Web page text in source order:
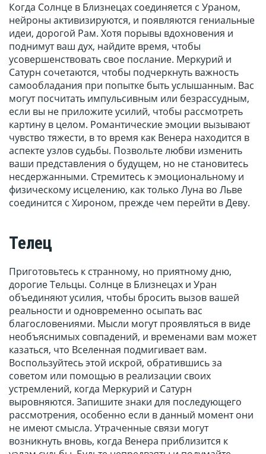
Когда Солнце в Близнецах соединяется с Ураном,
нейроны активизируются, и появляются гениальные
идеи, дорогой Рам. Хотя порывы вдохновения и
поднимут ваш дух, найдите время, чтобы
усовершенствовать свое послание. Меркурий и
Сатурн сочетаются, чтобы подчеркнуть важность
самообладания при попытке быть услышанным. Вас
могут посчитать импульсивным или безрассудным,
если вы не приложите усилий, чтобы рассмотреть
картину в целом. Романтические эмоции вызывают
чувство тяжести, в то время как Венера находится в
аспекте узлов судьбы. Позвольте любви изменить
ваши представления о будущем, но не становитесь
несдержанными. Стремитесь к эмоциональному и
физическому исцелению, как только Луна во Льве
соединится с Хироном, прежде чем перейти в Деву.
Телец
Приготовьтесь к странному, но приятному дню,
дорогие Тельцы. Солнце в Близнецах и Уран
объединяют усилия, чтобы бросить вызов вашей
реальности и одновременно осыпать вас
благословениями. Мысли могут проявляться в виде
необъяснимых совпадений, и временами вам может
казаться, что Вселенная подмигивает вам.
Воспользуйтесь этой искрой, обратившись за
советом или помощью в реализации своих
устремлений, когда Меркурий и Сатурн
выровняются. Запишите знаки для последующего
рассмотрения, особенно если в данный момент они
не имеют смысла. Утраченные связи могут
возникнуть вновь, когда Венера приблизится к